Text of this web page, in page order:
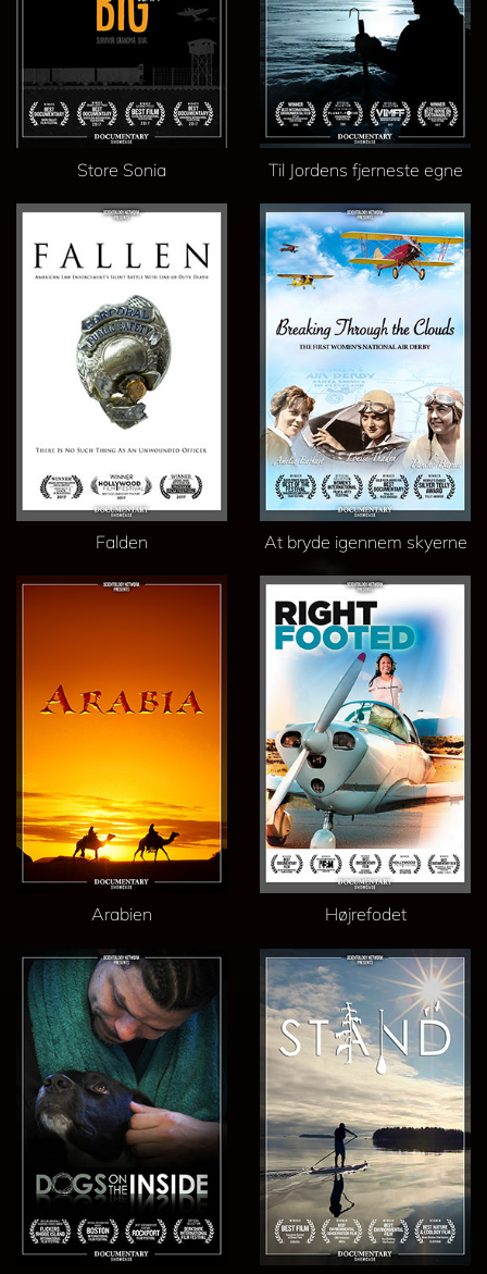
Store Sonia Til Jordens fjerneste egne
Falden At bryde igennem skyerne
Arabien Højrefodet